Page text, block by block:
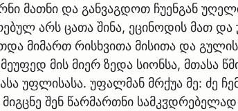
მათნი და განვაგდოთ ჩუენგან
არს ცათა შინა, ეცინოდის მათ და
მიმართ რისხვითა მისითა და
მის მიერ ზედა სიონსა, მთასა
უფლისასა. უფალმან მრქუა მე: ძე
შენ წარმართნი